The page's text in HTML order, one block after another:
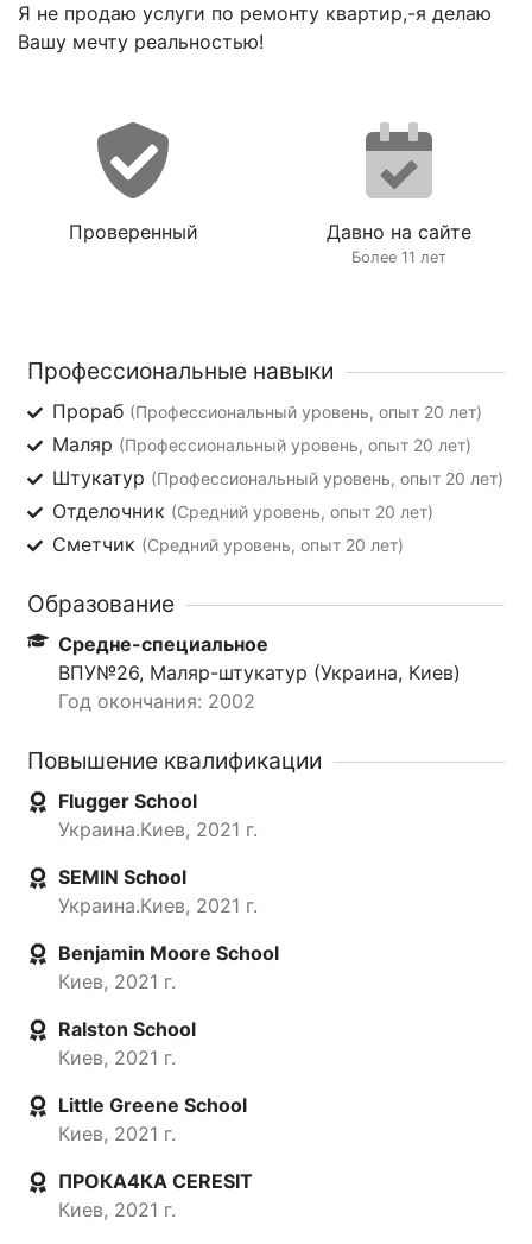
Я не продаю услуги по ремонту квартир,-я делаю
Вашу мечту реальностью!
Проверенный Давно на сайте
Более 11 лет
Профессиональные навыки
Прораб (Профессиональный уровень, опыт 20 лет)
Маляр (Профессиональный уровень, опыт 20 лет)
Штукатур (Профессиональный уровень, опыт 20 лет)
Отделочник (Средний уровень, опыт 20 лет)
Сметчик (Средний уровень, опыт 20 лет)
Образование
Средне-специальное
ВПУ№26, Маляр-штукатур (Украина, Киев)
Год окончания: 2002
Повышение квалификации
Flugger School
Украина.Киев, 2021 г.
SEMIN School
Украина.Киев, 2021 г.
Benjamin Moore School
Киев, 2021 г.
Ralston School
Киев, 2021 г.
Little Greene School
Киев, 2021 г.
ПРОКА4КА CERESIT
Киев, 2021 г.